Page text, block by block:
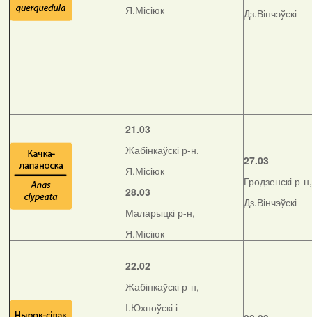
Я.Місіюк
Дз.Вінчэўскі
21.03
Жабінкаўскі р-н,
Я.Місіюк
28.03
Маларыцкі р-н,
Я.Місіюк
27.03
Гродзенскі р-н,
Дз.Вінчэўскі
22.02
Жабінкаўскі р-н,
І.Юхноўскі і